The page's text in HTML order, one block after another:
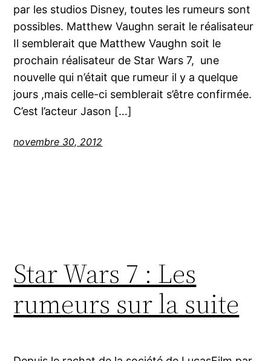
par les studios Disney, toutes les rumeurs sont
possibles. Matthew Vaughn serait le réalisateur
Il semblerait que Matthew Vaughn soit le
prochain réalisateur de Star Wars 7, une
nouvelle qui n’était que rumeur il y a quelque
jours ,mais celle-ci semblerait s’être confirmée.
C’est l’acteur Jason […]
novembre 30, 2012
Star Wars 7 : Les
rumeurs sur la suite